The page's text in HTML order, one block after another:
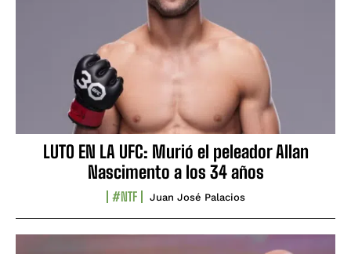
LUTO EN LA UFC: Murió el peleador Allan
Nascimento a los 34 años
#NTF Juan José Palacios